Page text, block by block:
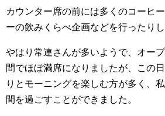
カウンター席の前には多くのコーヒ
ーの飲みくらべ企画などを行ったりし
やはり常連さんが多いようで、オー
間でほぼ満席になりましたが、この
りとモーニングを楽しむ方が多く、
間を過ごすことができました。